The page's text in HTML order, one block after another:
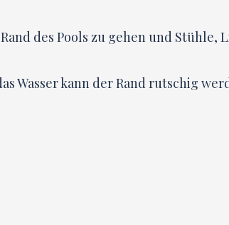
des Pools zu gehen und Stühle,
Wasser kann der Rand rutschig